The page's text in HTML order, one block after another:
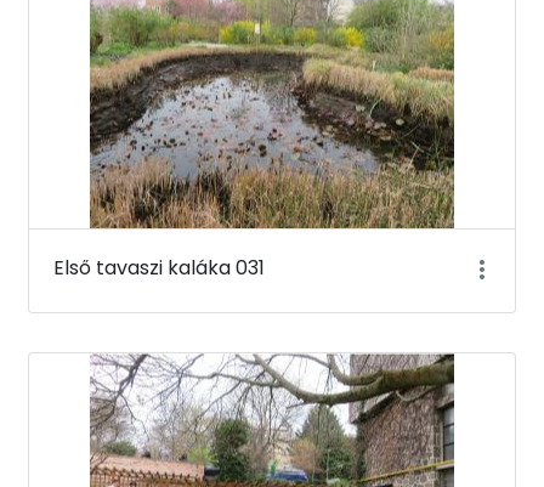
Első tavaszi kaláka 031